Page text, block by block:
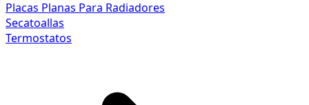
Placas Planas Para Radiadores
Secatoallas
Termostatos